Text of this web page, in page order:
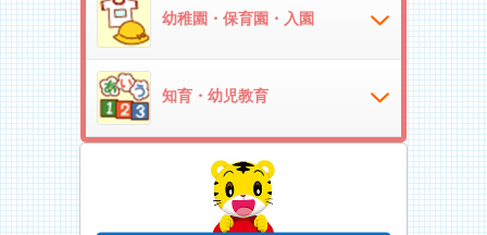
幼稚園・保育園・入園
知育・幼児教育